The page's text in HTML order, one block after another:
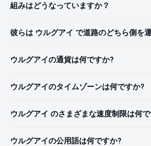
組みはどうなっていますか？
彼らは ウルグアイ で道路のどちら側を
ウルグアイの通貨は何ですか?
ウルグアイのタイムゾーンは何ですか?
ウルグアイ のさまざまな速度制限は何
ウルグアイの公用語は何ですか?